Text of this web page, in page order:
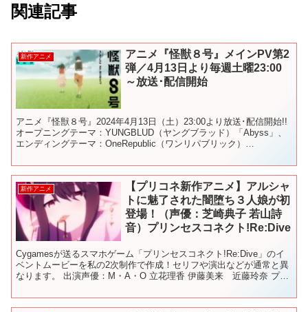
関連記事
新作アニメ
アニメ『怪獣８号』メインPV第2
弾／4月13日より毎週土曜23:00
～放送･配信開始
アニメ『怪獣８号』2024年4月13日（土）23:00より放送･配信開始!!
オープニングテーマ：YUNGBLUD（ヤングブラッド）「Abyss」、
エンディングテーマ：OneRepublic（ワンリパブリック）
新作アニメ
【プリコネ新作アニメ】アルシャ
トに魅了された闇堕ち３人娘が初
登場！（声優：芝崎典子 若山詩
音）プリンセスコネクト!Re:Dive
Cygamesが送るスマホゲーム「プリンセスコネクト!Re:Dive」のイ
ベントムービーを私の2次制作で作成！セリフや演出などが通常と異
なります。 出演声優：M・A・O 立花理香 伊藤美来 近藤玲奈 プリ